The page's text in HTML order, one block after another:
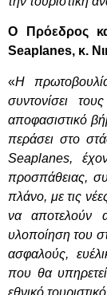
Ο Πρόεδρος
Seaplanes, κ.
«Η
συντονίσει
αποφασιστικό
περάσει στο
Seaplanes,
προσπάθειας,
πλάνο, με τις
να αποτελούν
υλοποίηση του
ασφαλούς,
που θα
εθνικό